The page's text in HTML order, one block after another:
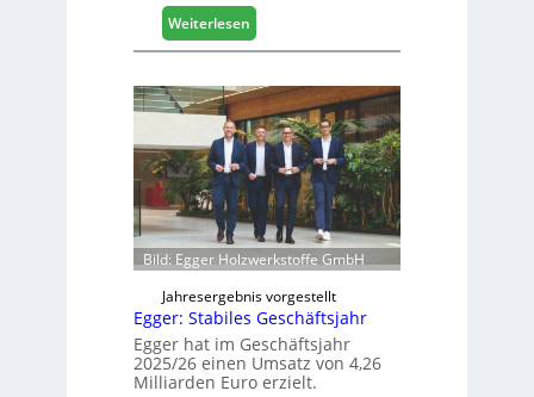
i
i
e
r
t
s
c
h
Weiterlesen:
H
f
e
l
e
e
r
ö
f
f
n
e
t
L
o
Bild: Egger Holzwerkstoffe GmbH
Jahresergebnis vorgestellt
Egger: Stabiles Geschäftsjahr
Egger hat im Geschäftsjahr
2025/26 einen Umsatz von 4,26
Milliarden Euro erzielt.